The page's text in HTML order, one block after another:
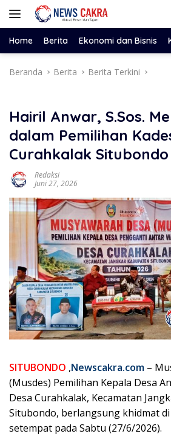
Langsung
Home Berita Ekonomi dan Bisnis
Beranda Berita Berita Terkini
Hairil Anwar, S.Sos.
dalam Pemilihan
Curahkalak Situbondo
Redaksi
Juni 27, 2026
SITUBONDO ,Newscakra.com –
(Musdes) Pemilihan Kepala Desa
Desa Curahkalak, Kecamatan
Situbondo, berlangsung khidmat di
setempat pada Sabtu (27/6/2026).